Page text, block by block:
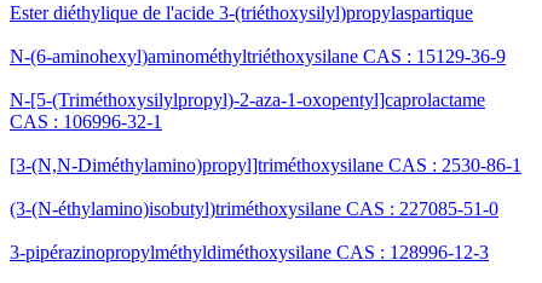
Ester diéthylique de l'acide 3-(triéthoxysilyl)propylaspartique
N-(6-aminohexyl)aminométhyltriéthoxysilane CAS : 15129-36-9
N-[5-(Triméthoxysilylpropyl)-2-aza-1-oxopentyl]caprolactame
CAS : 106996-32-1
[3-(N,N-Diméthylamino)propyl]triméthoxysilane CAS : 2530-86-1
(3-(N-éthylamino)isobutyl)triméthoxysilane CAS : 227085-51-0
3-pipérazinopropylméthyldiméthoxysilane CAS : 128996-12-3